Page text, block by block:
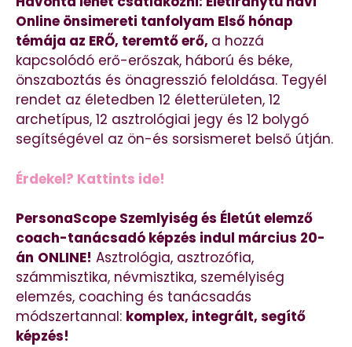
Online önsimereti tanfolyam Első hónap
témája az ERŐ, teremtő erő, a hozzá
kapcsolódó erő-erőszak, háború és béke,
önszaboztás és önagresszió feloldása. Tegyél
rendet az életedben 12 életterületen, 12
archetípus, 12 asztrológiai jegy és 12 bolygó
segítségével az ön-és sorsismeret belső útján.
Érdekel? Kattints ide!
PersonaScope Szemlyiség és Életút elemző
coach-tanácsadó képzés indul március 20-
án ONLINE! Asztrológia, asztrozófia,
számmisztika, névmisztika, személyiség
elemzés, coaching és tanácsadás
módszertannal: komplex, integrált, segítő
képzés!